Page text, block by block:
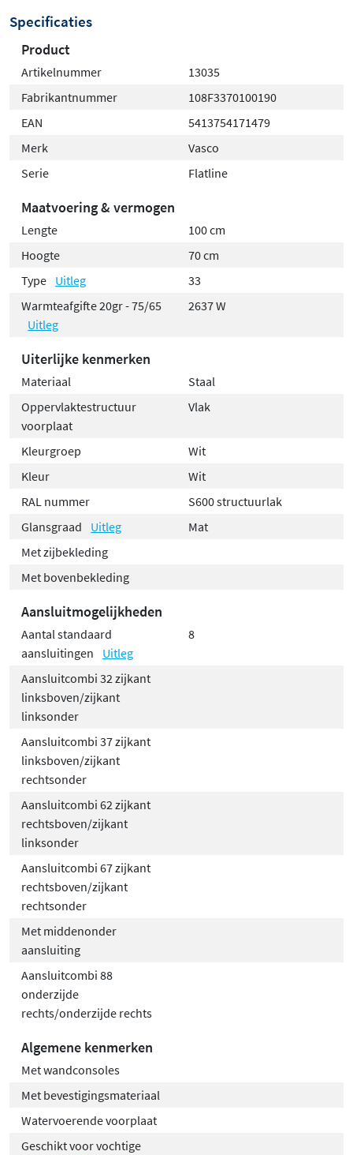
Specificaties
Product
Artikelnummer
13035
Fabrikantnummer
108F3370100190
EAN
5413754171479
Merk
Vasco
Serie
Flatline
Maatvoering & vermogen
Lengte
100 cm
Hoogte
70 cm
Type Uitleg
33
Warmteafgifte 20gr - 75/65
Uitleg
2637 W
Uiterlijke kenmerken
Materiaal
Staal
Oppervlaktestructuur
voorplaat
Vlak
Kleurgroep
Wit
Kleur
Wit
RAL nummer
S600 structuurlak
Glansgraad
Uitleg
Mat
Met zijbekleding
Met bovenbekleding
Aansluitmogelijkheden
Aantal standaard
aansluitingen
Uitleg
8
Aansluitcombi 32 zijkant
linksboven/zijkant
linksonder
Aansluitcombi 37 zijkant
linksboven/zijkant
rechtsonder
Aansluitcombi 62 zijkant
rechtsboven/zijkant
linksonder
Aansluitcombi 67 zijkant
rechtsboven/zijkant
rechtsonder
Met middenonder
aansluiting
Aansluitcombi 88
onderzijde
rechts/onderzijde rechts
Algemene kenmerken
Met wandconsoles
Met bevestigingsmateriaal
Watervoerende voorplaat
Geschikt voor vochtige